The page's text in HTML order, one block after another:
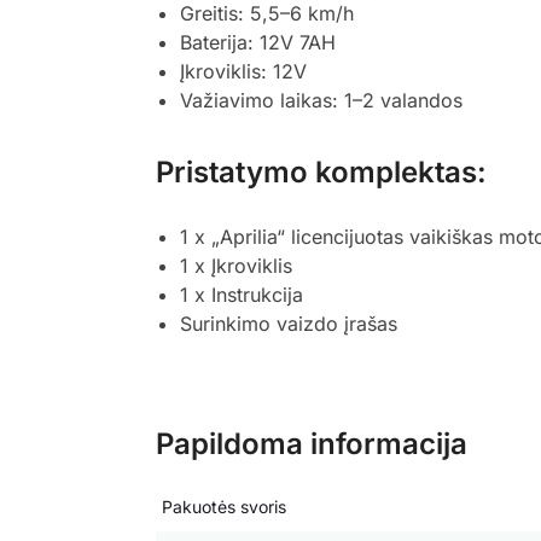
Greitis: 5,5–6 km/h
Baterija: 12V 7AH
Įkroviklis: 12V
Važiavimo laikas: 1–2 valandos
Pristatymo komplektas:
1 x „Aprilia“ licencijuotas vaikiškas
1 x Įkroviklis
1 x Instrukcija
Surinkimo vaizdo įrašas
Papildoma informacija
Pakuotės svoris